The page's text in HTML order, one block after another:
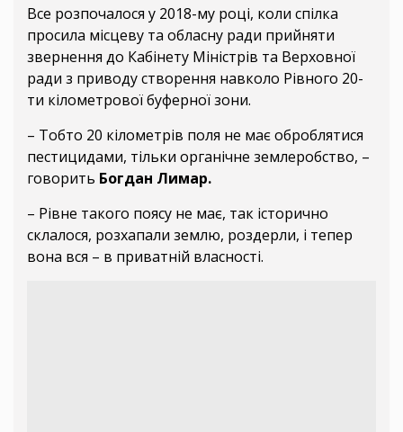
Все розпочалося у 2018-му році, коли спілка
просила місцеву та обласну ради прийняти
звернення до Кабінету Міністрів та Верховної
ради з приводу створення навколо Рівного 20-
ти кілометрової буферної зони.
– Тобто 20 кілометрів поля не має оброблятися
пестицидами, тільки органічне землеробство, –
говорить Богдан Лимар.
– Рівне такого поясу не має, так історично
склалося, розхапали землю, роздерли, і тепер
вона вся – в приватній власності.